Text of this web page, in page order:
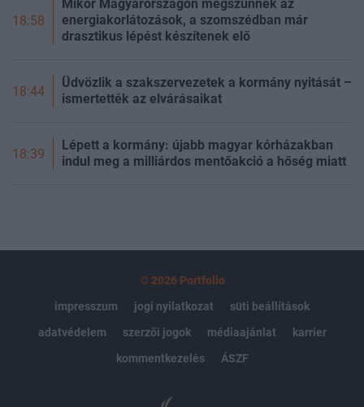
18:58
Mikor Magyarországon megszűnnek az
energiakorlátozások, a szomszédban már
drasztikus lépést készítenek elő
18:44
Üdvözlik a szakszervezetek a kormány nyitását –
ismertették az elvárásaikat
18:39
Lépett a kormány: újabb magyar kórházakban
indul meg a milliárdos mentőakció a hőség miatt
© 2026 Portfolio
impresszum
jogi nyilatkozat
süti beállítások
adatvédelem
szerzői jogok médiaajánlat
karrier
kommentkezelés
ÁSZF